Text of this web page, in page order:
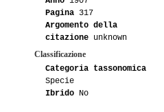
Pagina 317
Argomento della
citazione unknown
Classificazione
Categoria tassonomica
Specie
Ibrido No